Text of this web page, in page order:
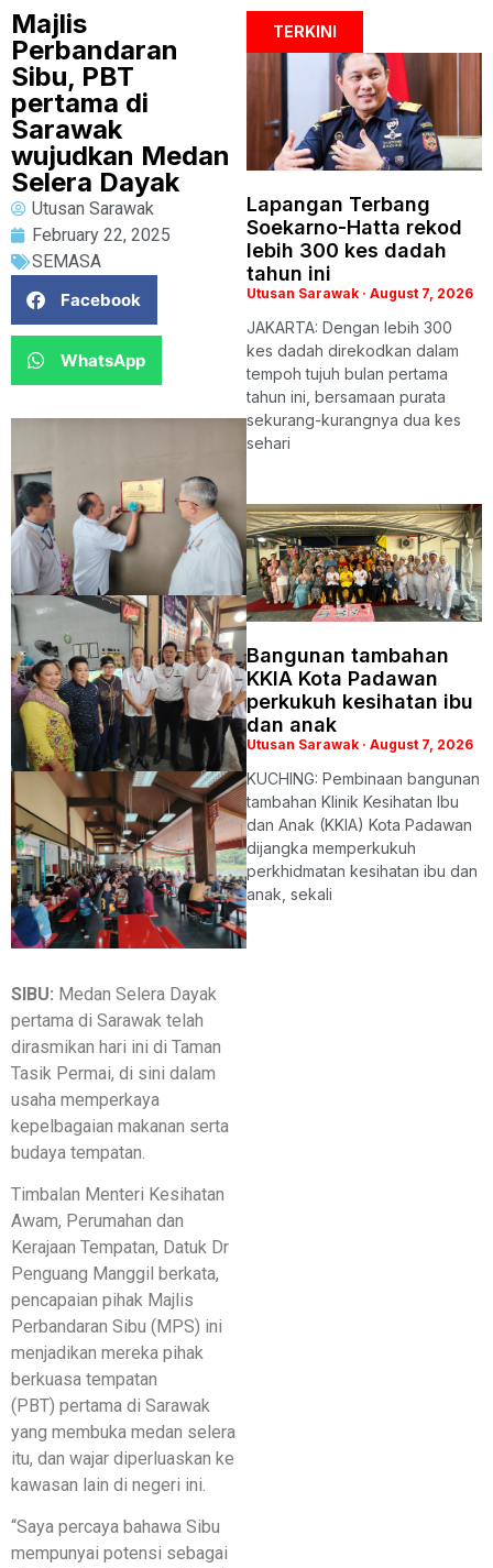
Majlis
Perbandaran
Sibu, PBT
pertama di
Sarawak
wujudkan Medan
Selera Dayak
Utusan Sarawak
February 22, 2025
SEMASA
Facebook
WhatsApp
SIBU: Medan Selera Dayak
pertama di Sarawak telah
dirasmikan hari ini di Taman
Tasik Permai, di sini dalam
usaha memperkaya
kepelbagaian makanan serta
budaya tempatan.
Timbalan Menteri Kesihatan
Awam, Perumahan dan
Kerajaan Tempatan, Datuk Dr
Penguang Manggil berkata,
pencapaian pihak Majlis
Perbandaran Sibu (MPS) ini
menjadikan mereka pihak
berkuasa tempatan
(PBT) pertama di Sarawak
yang membuka medan selera
itu, dan wajar diperluaskan ke
kawasan lain di negeri ini.
“Saya percaya bahawa Sibu
mempunyai potensi sebagai
TERKINI
Lapangan Terbang
Soekarno-Hatta rekod
lebih 300 kes dadah
tahun ini
Utusan Sarawak August 7, 2026
JAKARTA: Dengan lebih 300
kes dadah direkodkan dalam
tempoh tujuh bulan pertama
tahun ini, bersamaan purata
sekurang-kurangnya dua kes
sehari
Bangunan tambahan
KKIA Kota Padawan
perkukuh kesihatan ibu
dan anak
Utusan Sarawak August 7, 2026
KUCHING: Pembinaan bangunan
tambahan Klinik Kesihatan Ibu
dan Anak (KKIA) Kota Padawan
dijangka memperkukuh
perkhidmatan kesihatan ibu dan
anak, sekali